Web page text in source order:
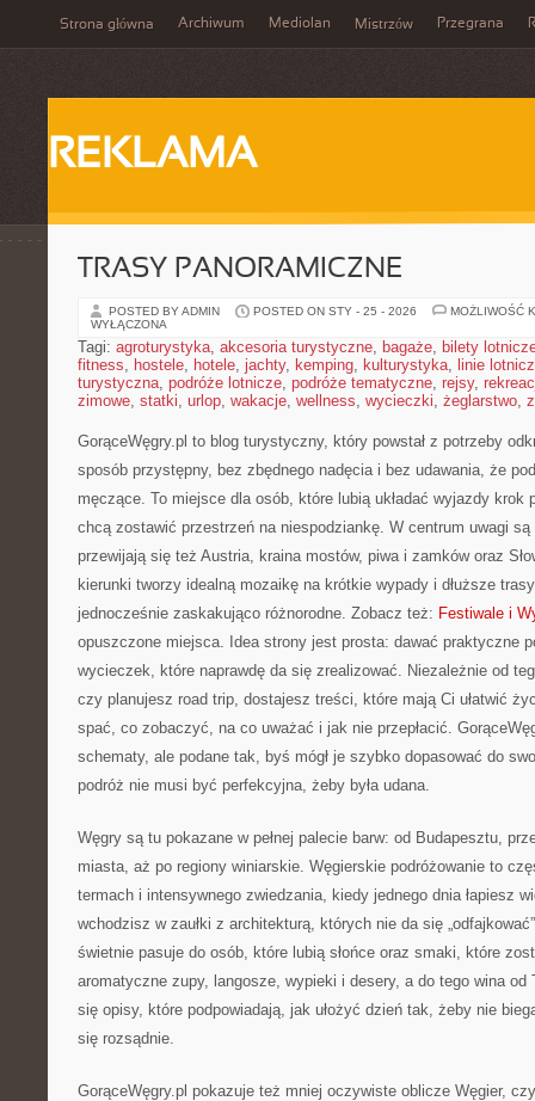
Strona główna Archiwum Mediolan Mistrzów Przegrana
REKLAMA
TRASY PANORAMICZNE
POSTED BY ADMIN POSTED ON STY - 25 - 2026
MOŻLIWOŚĆ
WYŁĄCZONA
Tagi: agroturystyka, akcesoria turystyczne, bagaże, bilety
fitness, hostele, hotele, jachty, kemping, kulturystyka, linie
turystyczna, podróże lotnicze, podróże tematyczne, rejsy,
zimowe, statki, urlop, wakacje, wellness, wycieczki, żeglarstwo,
GorąceWęgry.pl to blog turystyczny, który powstał z potrzeby
sposób przystępny, bez zbędnego nadęcia i bez udawania, że
męczące. To miejsce dla osób, które lubią układać wyjazdy krok
chcą zostawić przestrzeń na niespodziankę. W centrum uwagi są
przewijają się też Austria, kraina mostów, piwa i zamków oraz
kierunki tworzy idealną mozaikę na krótkie wypady i dłuższe
jednocześnie zaskakująco różnorodne. Zobacz też: Festiwale i
opuszczone miejsca. Idea strony jest prosta: dawać praktyczne
wycieczek, które naprawdę da się zrealizować. Niezależnie od
czy planujesz road trip, dostajesz treści, które mają Ci ułatwić
spać, co zobaczyć, na co uważać i jak nie przepłacić.
schematy, ale podane tak, byś mógł je szybko dopasować do
podróż nie musi być perfekcyjna, żeby była udana.
Węgry są tu pokazane w pełnej palecie barw: od Budapesztu,
miasta, aż po regiony winiarskie. Węgierskie podróżowanie to
termach i intensywnego zwiedzania, kiedy jednego dnia łapiesz
wchodzisz w zaułki z architekturą, których nie da się
świetnie pasuje do osób, które lubią słońce oraz smaki, które
aromatyczne zupy, langosze, wypieki i desery, a do tego wina od
się opisy, które podpowiadają, jak ułożyć dzień tak, żeby nie
się rozsądnie.
GorąceWęgry.pl pokazuje też mniej oczywiste oblicze Węgier,